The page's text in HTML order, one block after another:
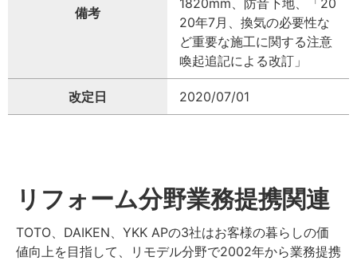
備考
20年7月、換気の必要性な
ど重要な施工に関する注意
喚起追記による改訂」
改定日 2020/07/01
リフォーム分野業務提携関連
TOTO、DAIKEN、YKK APの3社はお客様の暮らしの価
値向上を目指して、リモデル分野で2002年から業務提携